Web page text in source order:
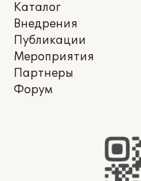
Каталог
Внедрения
Публикации
Мероприятия
Партнеры
Форум